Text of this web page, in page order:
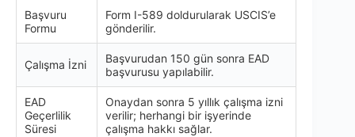
Başvuru
Formu
Form I-589 doldurularak USCIS’e
gönderilir.
Çalışma İzni
Başvurudan 150 gün sonra EAD
başvurusu yapılabilir.
EAD
Geçerlilik
Süresi
Onaydan sonra 5 yıllık çalışma izni
verilir; herhangi bir işyerinde
çalışma hakkı sağlar.